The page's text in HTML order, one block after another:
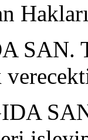
SAN.